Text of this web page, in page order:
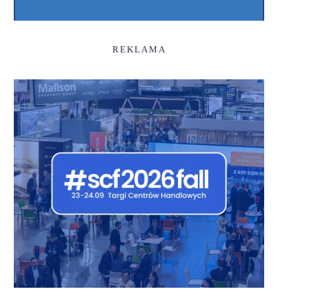
REKLAMA